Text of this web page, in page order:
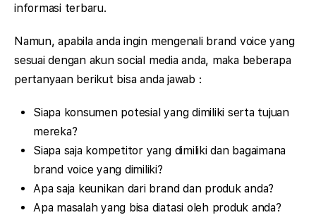
informasi terbaru.
Namun, apabila anda ingin mengenali brand voice yang
sesuai dengan akun social media anda, maka beberapa
pertanyaan berikut bisa anda jawab :
Siapa konsumen potesial yang dimiliki serta tujuan
mereka?
Siapa saja kompetitor yang dimiliki dan bagaimana
brand voice yang dimiliki?
Apa saja keunikan dari brand dan produk anda?
Apa masalah yang bisa diatasi oleh produk anda?